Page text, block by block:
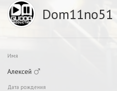
Dom11no51
Имя
Алексей
Дата рождения